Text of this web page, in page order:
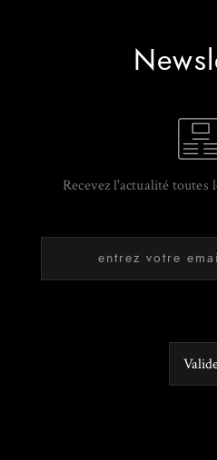
Recevez l'actualité toutes